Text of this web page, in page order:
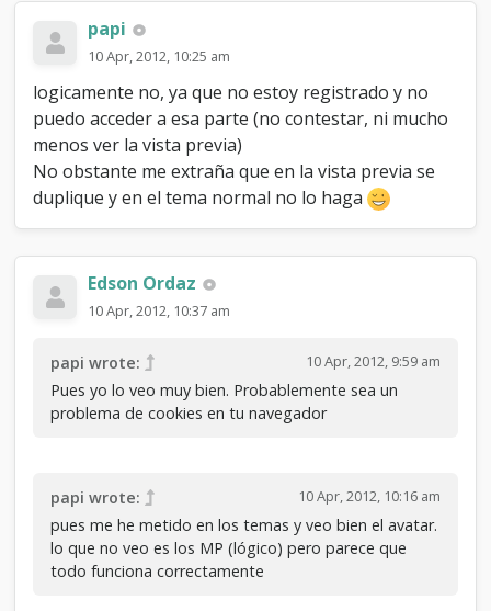
papi
10 Apr, 2012, 10:25 am
logicamente no, ya que no estoy registrado y no
puedo acceder a esa parte (no contestar, ni mucho
menos ver la vista previa)
No obstante me extraña que en la vista previa se
duplique y en el tema normal no lo haga
Edson Ordaz
10 Apr, 2012, 10:37 am
10 Apr, 2012, 9:59 am
papi wrote:
Pues yo lo veo muy bien. Probablemente sea un
problema de cookies en tu navegador
10 Apr, 2012, 10:16 am
papi wrote:
pues me he metido en los temas y veo bien el avatar.
lo que no veo es los MP (lógico) pero parece que
todo funciona correctamente